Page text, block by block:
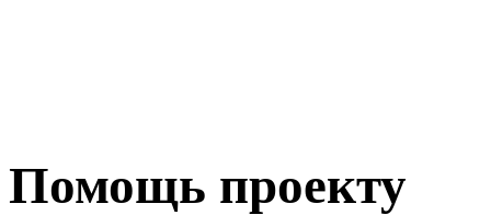
Помощь проекту